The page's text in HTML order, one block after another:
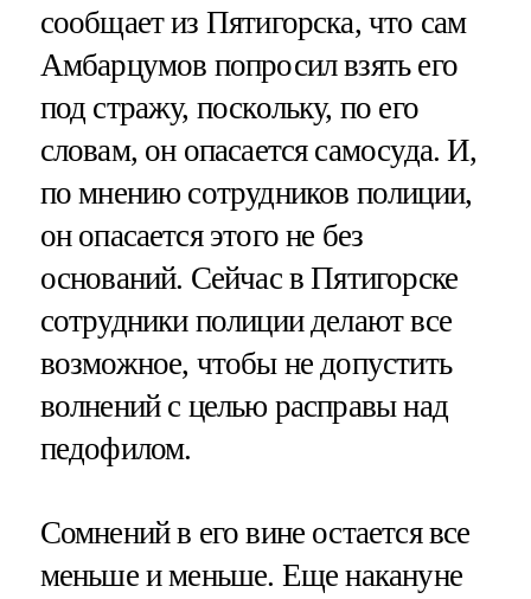
сообщает из Пятигорска, что сам
Амбарцумов попросил взять его
под стражу, поскольку, по его
словам, он опасается самосуда. И,
по мнению сотрудников полиции,
он опасается этого не без
оснований. Сейчас в Пятигорске
сотрудники полиции делают все
возможное, чтобы не допустить
волнений с целью расправы над
педофилом.
Сомнений в его вине остается все
меньше и меньше. Еще накануне